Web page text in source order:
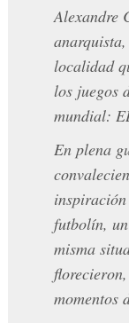
Alexandre
localidad
los juegos
mundial:
En plena
inspiración
futbolín,
misma
momentos